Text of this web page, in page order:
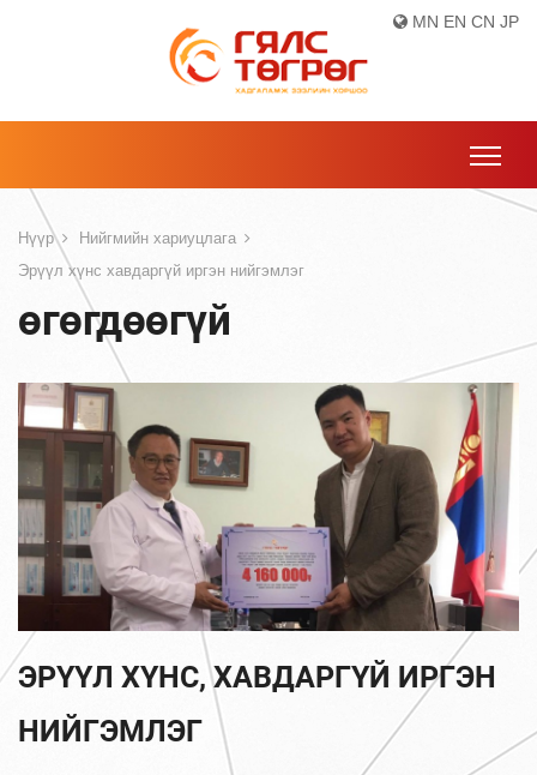
MN EN CN JP
Нүүр
Нийгмийн хариуцлага
Эрүүл хүнс хавдаргүй иргэн нийгэмлэг
өгөгдөөгүй
ЭРҮҮЛ ХҮНС, ХАВДАРГҮЙ ИРГЭН
НИЙГЭМЛЭГ